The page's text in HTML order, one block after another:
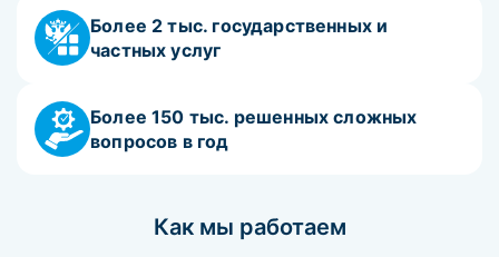
Более 2 тыс. государственных и
частных услуг
Более 150 тыс. решенных сложных
вопросов в год
Как мы работаем